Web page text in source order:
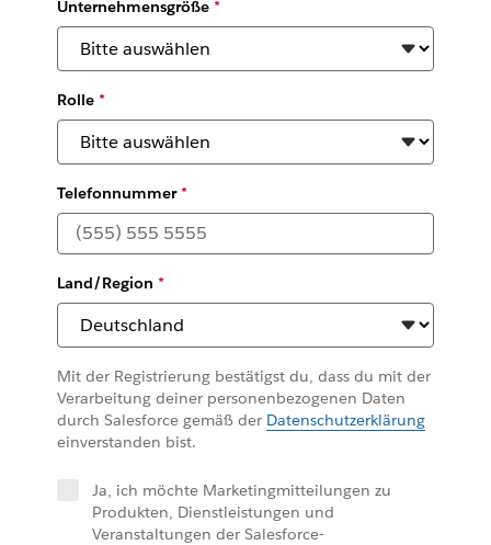
Unternehmensgröße*
Rolle*
Telefonnummer*
Land/Region *
Mit der Registrierung bestätigst du, dass du mit der
Verarbeitung deiner personenbezogenen Daten
durch Salesforce gemäß der Datenschutzerklärung
einverstanden bist.
Ja, ich möchte Marketingmitteilungen zu
Produkten, Dienstleistungen und
Veranstaltungen der Salesforce-